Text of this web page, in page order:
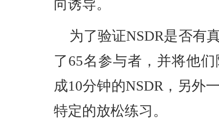
向诱导。
为了验证NSDR是否有
了65名参与者，并将他
成10分钟的NSDR，另外
特定的放松练习 。